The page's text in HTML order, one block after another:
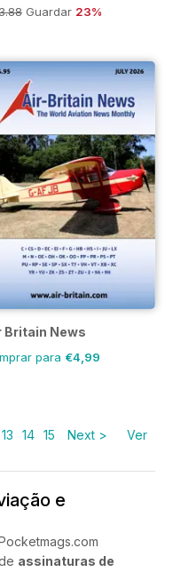
Guardar 23%
Britain News
para €4,99
13 14 15 Next >
Ver
e
assinaturas de